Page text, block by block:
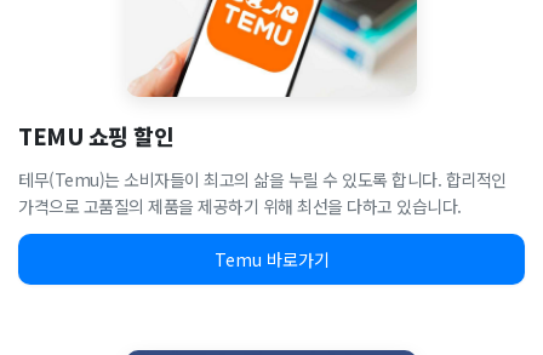
TEMU 쇼핑 할인
테무(Temu)는 소비자들이 최고의 삶을 누릴 수 있도록 합니다. 합리적인
가격으로 고품질의 제품을 제공하기 위해 최선을 다하고 있습니다.
Temu 바로가기